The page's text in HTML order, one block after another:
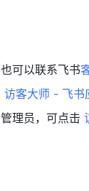
可以联系飞书
访客大师 - 飞书
理员，可点击